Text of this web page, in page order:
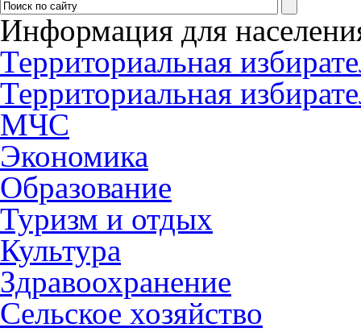
Информация для
Территориальная
Территориальная
МЧС
Экономика
Образование
Туризм и отдых
Культура
Здравоохранение
Сельское хозяйство